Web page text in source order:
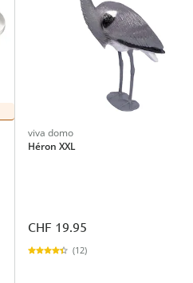
viva domo
Héron XXL
CHF 19.95
(12)